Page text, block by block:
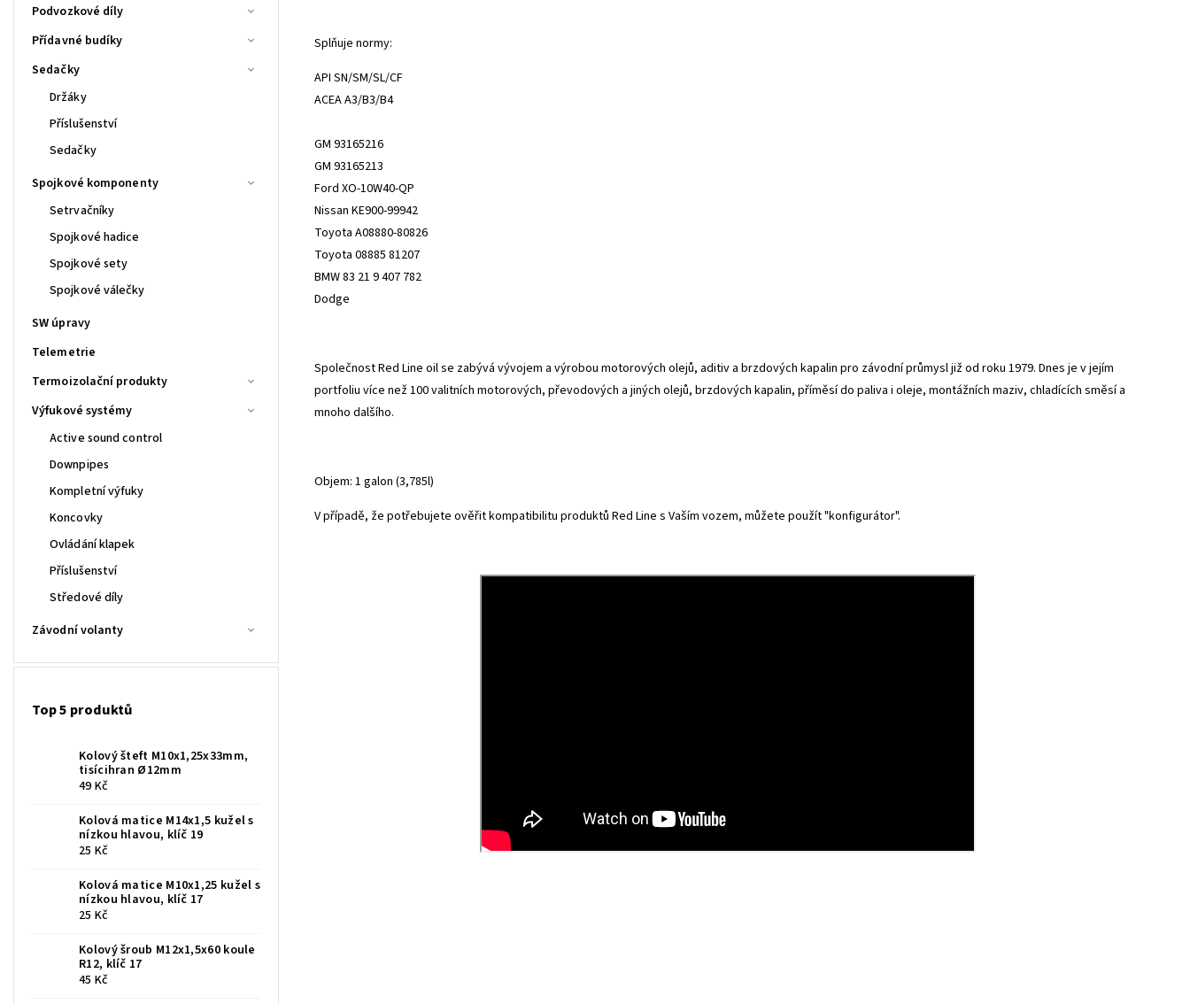
Podvozkové díly
Přídavné budíky
Sedačky
Držáky
Příslušenství
Sedačky
Spojkové komponenty
Setrvačníky
Spojkové hadice
Spojkové sety
Spojkové válečky
SW úpravy
Telemetrie
Termoizolační produkty
Výfukové systémy
Active sound control
Downpipes
Kompletní výfuky
Koncovky
Ovládání klapek
Příslušenství
Středové díly
Závodní volanty
Top 5 produktů
Kolový šteft M10x1,25x33mm,
tisícihran Ø12mm
49 Kč
Kolová matice M14x1,5 kužel s
nízkou hlavou, klíč 19
25 Kč
Kolová matice M10x1,25 kužel s
nízkou hlavou, klíč 17
25 Kč
Kolový šroub M12x1,5x60 koule
R12, klíč 17
45 Kč
Splňuje normy:
API SN/SM/SL/CF
ACEA A3/B3/B4
GM 93165216
GM 93165213
Ford XO-10W40-QP
Nissan KE900-99942
Toyota A08880-80826
Toyota 08885 81207
BMW 83 21 9 407 782
Dodge
Společnost Red Line oil se zabývá vývojem a výrobou motorových olejů, aditiv a brzdových kapalin pro závodní průmysl již od roku 1979. Dnes je v jejím
portfoliu více než 100 valitních motorových, převodových a jiných olejů, brzdových kapalin, příměsí do paliva i oleje, montážních maziv, chladících směsí a
mnoho dalšího.
Objem: 1 galon (3,785l)
V případě, že potřebujete ověřit kompatibilitu produktů Red Line s Vaším vozem, můžete použít"konfigurátor".